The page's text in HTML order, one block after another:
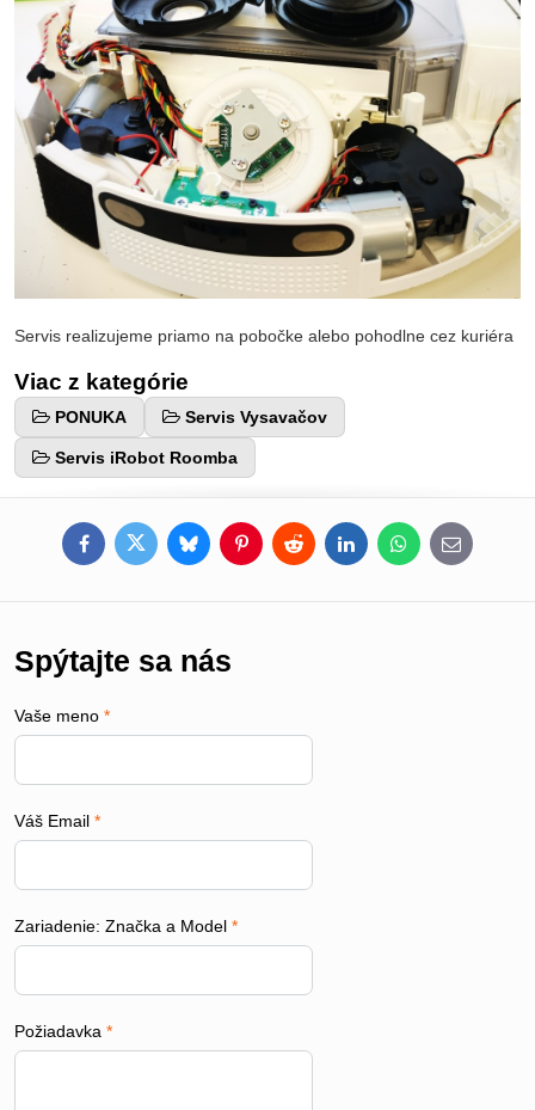
Servis realizujeme priamo na pobočke alebo pohodlne cez kuriéra
Viac z kategórie
PONUKA Servis Vysavačov
Servis iRobot Roomba
FacebookTwitterBlueskyPinterestRedditLinkedInWhatsApp
E-
mail
Spýtajte sa nás
Vaše meno *
Váš Email *
Zariadenie: Značka a Model *
Požiadavka *